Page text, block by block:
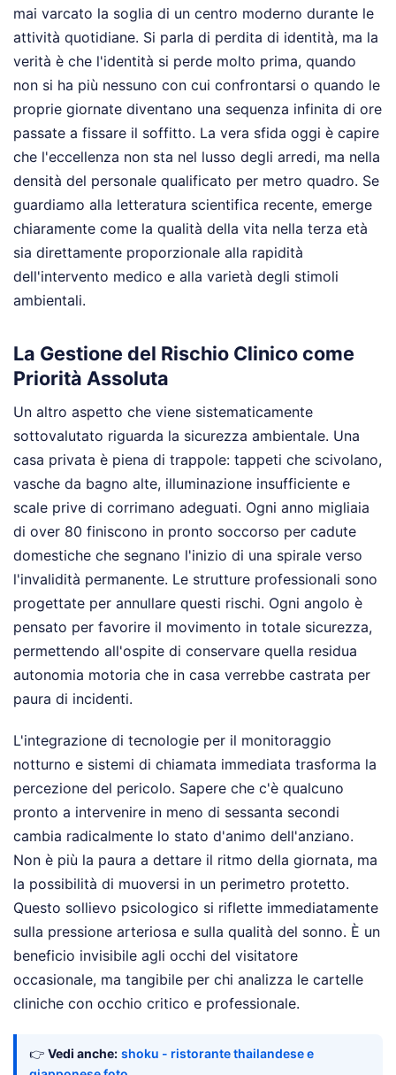
mai varcato la soglia di un centro moderno durante le
attività quotidiane. Si parla di perdita di identità, ma la
verità è che l'identità si perde molto prima, quando
non si ha più nessuno con cui confrontarsi o quando le
proprie giornate diventano una sequenza infinita di ore
passate a fissare il soffitto. La vera sfida oggi è capire
che l'eccellenza non sta nel lusso degli arredi, ma nella
densità del personale qualificato per metro quadro. Se
guardiamo alla letteratura scientifica recente, emerge
chiaramente come la qualità della vita nella terza età
sia direttamente proporzionale alla rapidità
dell'intervento medico e alla varietà degli stimoli
ambientali.
La Gestione del Rischio Clinico come
Priorità Assoluta
Un altro aspetto che viene sistematicamente
sottovalutato riguarda la sicurezza ambientale. Una
casa privata è piena di trappole: tappeti che scivolano,
vasche da bagno alte, illuminazione insufficiente e
scale prive di corrimano adeguati. Ogni anno migliaia
di over 80 finiscono in pronto soccorso per cadute
domestiche che segnano l'inizio di una spirale verso
l'invalidità permanente. Le strutture professionali sono
progettate per annullare questi rischi. Ogni angolo è
pensato per favorire il movimento in totale sicurezza,
permettendo all'ospite di conservare quella residua
autonomia motoria che in casa verrebbe castrata per
paura di incidenti.
L'integrazione di tecnologie per il monitoraggio
notturno e sistemi di chiamata immediata trasforma la
percezione del pericolo. Sapere che c'è qualcuno
pronto a intervenire in meno di sessanta secondi
cambia radicalmente lo stato d'animo dell'anziano.
Non è più la paura a dettare il ritmo della giornata, ma
la possibilità di muoversi in un perimetro protetto.
Questo sollievo psicologico si riflette immediatamente
sulla pressione arteriosa e sulla qualità del sonno. È un
beneficio invisibile agli occhi del visitatore
occasionale, ma tangibile per chi analizza le cartelle
cliniche con occhio critico e professionale.
👉 Vedi anche: shoku - ristorante thailandese e